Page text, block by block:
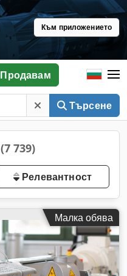
Към приложението
Търсене
Продавам
(7 739)
Релевантност
Малка обява